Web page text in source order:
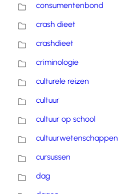
consumentenbond
crash dieet
crashdieet
criminologie
culturele reizen
cultuur
cultuur op school
cultuurwetenschappen
cursussen
dag